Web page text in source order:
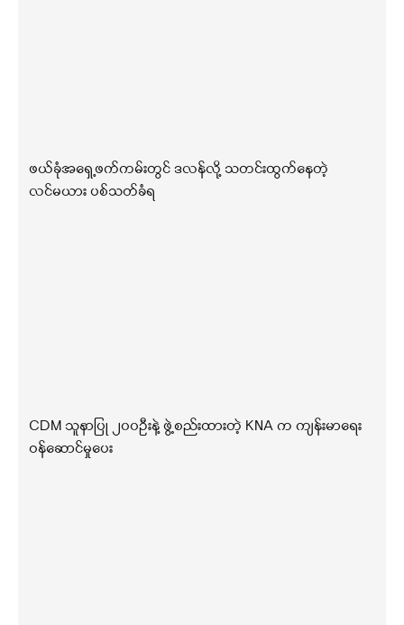
ဖယ်ခုံအရှေ့ဖက်ကမ်းတွင် ဒလန်လို့ သတင်းထွက်နေတဲ့
လင်မယား ပစ်သတ်ခံရ
CDM သူနာပြု ၂၀၀ဦးနဲ့ ဖွဲ့စည်းထားတဲ့ KNA က ကျန်းမာရေး
ဝန်ဆောင်မှုပေး